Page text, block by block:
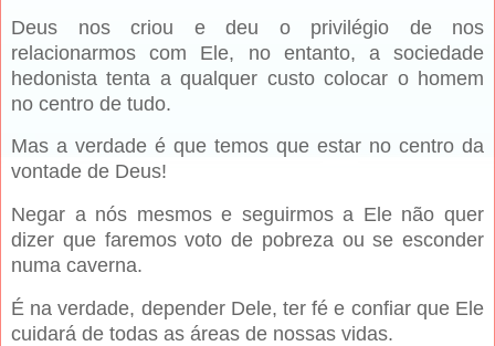
Deus nos criou e deu o privilégio de nos
relacionarmos com Ele, no entanto, a sociedade
hedonista tenta a qualquer custo colocar o homem
no centro de tudo.
Mas a verdade é que temos que estar no centro da
vontade de Deus!
Negar a nós mesmos e seguirmos a Ele não quer
dizer que faremos voto de pobreza ou se esconder
numa caverna.
É na verdade, depender Dele, ter fé e confiar que Ele
cuidará de todas as áreas de nossas vidas.